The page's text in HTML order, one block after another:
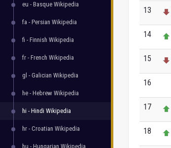
eu - Basque Wikipedia
fa - Persian Wikipedia
fi - Finnish Wikipedia
fr - French Wikipedia
gl - Galician Wikipedia
he - Hebrew Wikipedia
hi - Hindi Wikipedia
hr - Croatian Wikipedia
hu - Hungarian Wikipedia
13
14
15
16
17
18